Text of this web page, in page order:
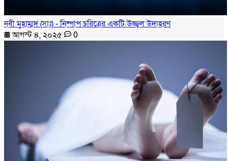
নবী মুহাম্মদ (সাঃ) - নিষ্পাপ চরিত্রের একটি উজ্জ্বল উদাহরণ
আগস্ট ৪, ২০২৫
0